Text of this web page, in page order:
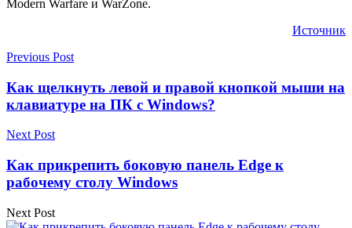
Modern Warfare и WarZone.
Источник
Previous Post
Как щелкнуть левой и правой кнопкой мыши на
клавиатуре на ПК с Windows?
Next Post
Как прикрепить боковую панель Edge к
рабочему столу Windows
Next Post